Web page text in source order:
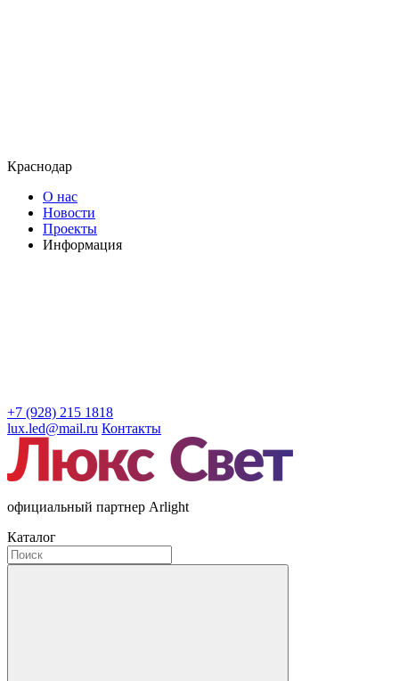
Краснодар
О нас
Новости
Проекты
Информация
+7 (928) 215 1818
lux.led@mail.ru Контакты
официальный партнер Arlight
Каталог